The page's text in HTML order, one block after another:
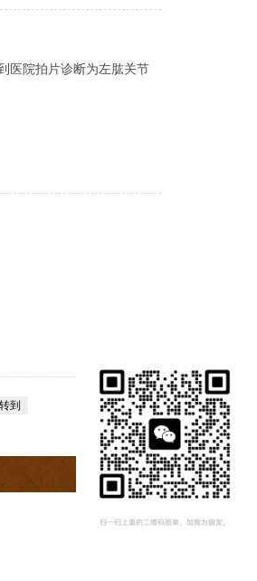
医院拍片诊断为左肱关节